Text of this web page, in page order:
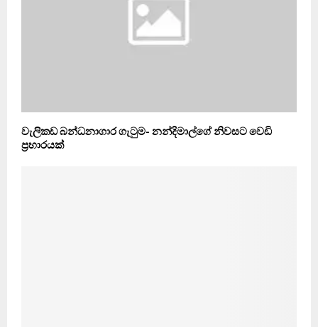
වැලිකඩ බන්ධනාගාර ගැටුම- නන්දිමාල්ගේ නිවසට වෙඩි
ප්‍ර‍හාරයක්